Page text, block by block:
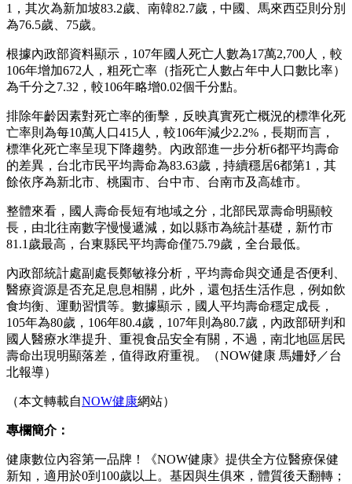
1，其次為新加坡83.2歲、南韓82.7歲，中國、馬來西亞則分別
為76.5歲、75歲。
根據內政部資料顯示，107年國人死亡人數為17萬2,700人，較
106年增加672人，粗死亡率（指死亡人數占年中人口數比率）
為千分之7.32，較106年略增0.02個千分點。
排除年齡因素對死亡率的衝擊，反映真實死亡概況的標準化死
亡率則為每10萬人口415人，較106年減少2.2%，長期而言，
標準化死亡率呈現下降趨勢。內政部進一步分析6都平均壽命
的差異，台北市民平均壽命為83.63歲，持續穩居6都第1，其
餘依序為新北市、桃園市、台中市、台南市及高雄市。
整體來看，國人壽命長短有地域之分，北部民眾壽命明顯較
長，由北往南數字慢慢遞減，如以縣市為統計基礎，新竹市
81.1歲最高，台東縣民平均壽命僅75.79歲，全台最低。
內政部統計處副處長鄭敏祿分析，平均壽命與交通是否便利、
醫療資源是否充足息息相關，此外，還包括生活作息，例如飲
食均衡、運動習慣等。數據顯示，國人平均壽命穩定成長，
105年為80歲，106年80.4歲，107年則為80.7歲，內政部研判和
國人醫療水準提升、重視食品安全有關，不過，南北地區居民
壽命出現明顯落差，值得政府重視。（NOW健康 馬姍妤／台
北報導）
（本文轉載自NOW健康網站）
專欄簡介：
健康數位內容第一品牌！《NOW健康》提供全方位醫療保健
新知，適用於0到100歲以上。基因與生俱來，體質後天翻轉；